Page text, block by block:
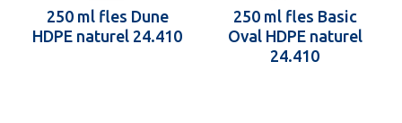
250 ml fles Dune
HDPE naturel 24.410
250 ml fles Basic
Oval HDPE naturel
24.410